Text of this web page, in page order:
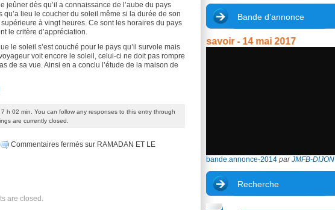
jeûner dès qu’il a connaissance de l’aube du pays
lieu le coucher du soleil même si la durée de son
à vingt heures. Ce sont les horaires du pays
le critère d’appréciation.
le soleil s’est couché pour le pays qu’il survole mais
voit encore le soleil, celui-ci ne doit pas rompre
de sa vue. Ainsi en a conclu l’étude de la maison de
h 02 min. You can follow any responses to this entry through
are currently closed.
Commentaires fermés sur RAMADAN ET LE
are closed.
Bande d’annonce
23e journée du savoir - 14 mai 2017
bande.annonce-2014 parJMFB-DIJON
Recherche